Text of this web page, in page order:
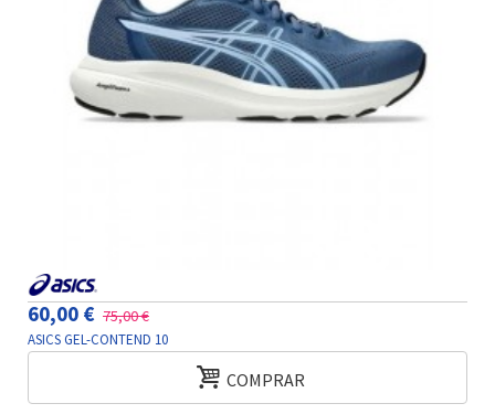
60,00 € 75,00 €
ASICS GEL-CONTEND 10
COMPRAR